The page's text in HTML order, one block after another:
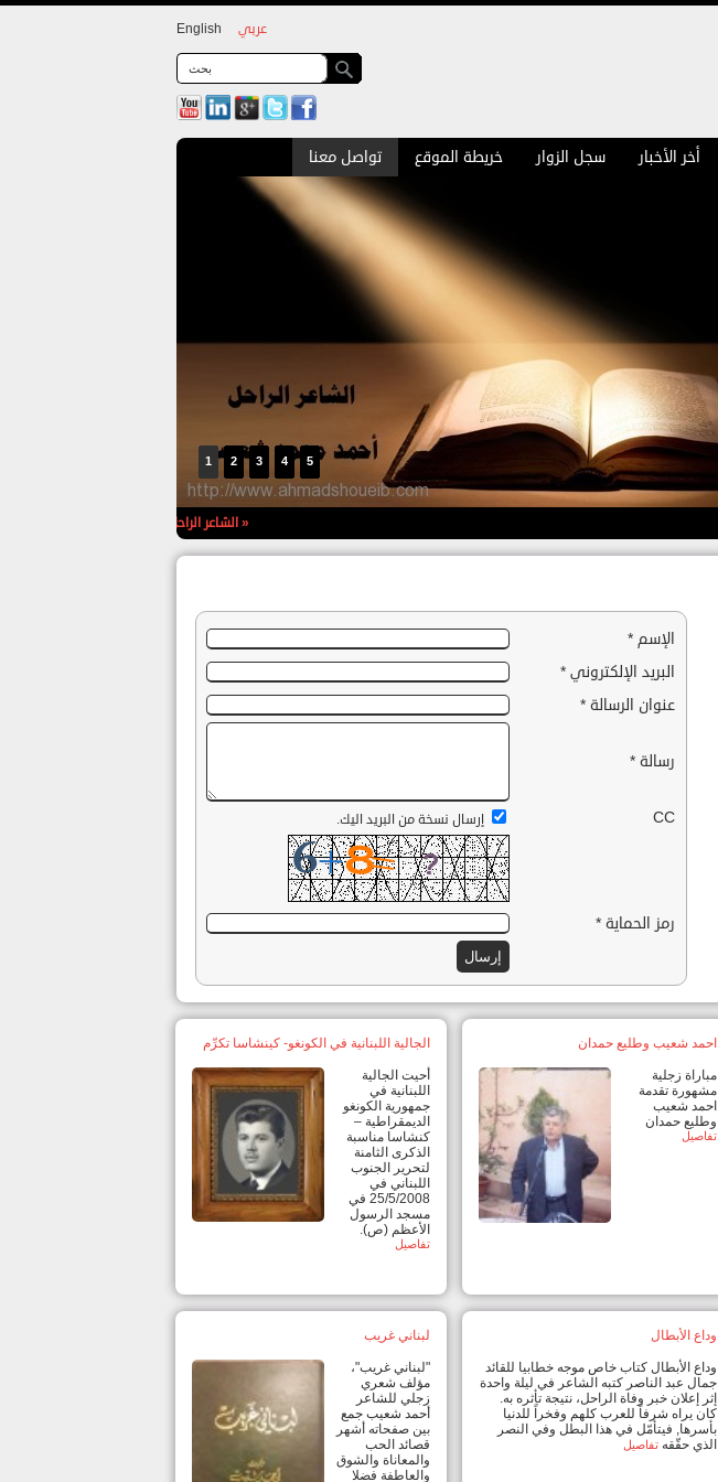
English عربي
أخر الأخبار سجل الزوار خريطة الموقع تواصل معنا
1 2 3 4 5
« الشاعر الراحل أحمد محمد شعيب »
الإسم *
البريد الإلكتروني *
عنوان الرسالة *
رسالة *
CC إرسال نسخة من البريد اليك.
رمز الحماية *
احمد شعيب وطليع حمدان
مباراة زجلية
مشهورة تقدمة
احمد شعيب
وطليع حمدان
تفاصيل
الجالية اللبنانية في الكونغو- كينشاسا تكرِّم
أحيت الجالية
اللبنانية في
جمهورية الكونغو
الديمقراطية –
كنشاسا مناسبة
الذكرى الثامنة
لتحرير الجنوب
اللبناني في
25/5/2008 في
مسجد الرسول
الأعظم (ص).
تفاصيل
وداع الأبطال
وداع الأبطال كتاب خاص موجه خطابيا للقائد
جمال عبد الناصر كتبه الشاعر في ليلة واحدة
إثر إعلان خبر وفاة الراحل، نتيجة تأثره به.
كان يراه شرفاً للعرب كلهم وفخراً للدنيا
بأسرها, فيتأمّل في هذا البطل وفي النصر
الذي حقّقه تفاصيل
لبناني غريب
"لبناني غريب"،
مؤلف شعري
زجلي للشاعر
أحمد شعيب جمع
بين صفحاته أشهر
قصائد الحب
والمعاناة والشوق
والعاطفة فضلا